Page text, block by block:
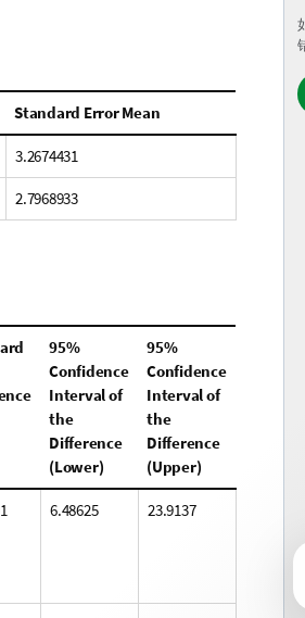
Standard Error Mean
3.2674431
2.7968933
95%
Confidence
Interval of
the
Difference
(Lower)
95%
Confidence
Interval of
the
Difference
(Upper)
6.48625 23.9137